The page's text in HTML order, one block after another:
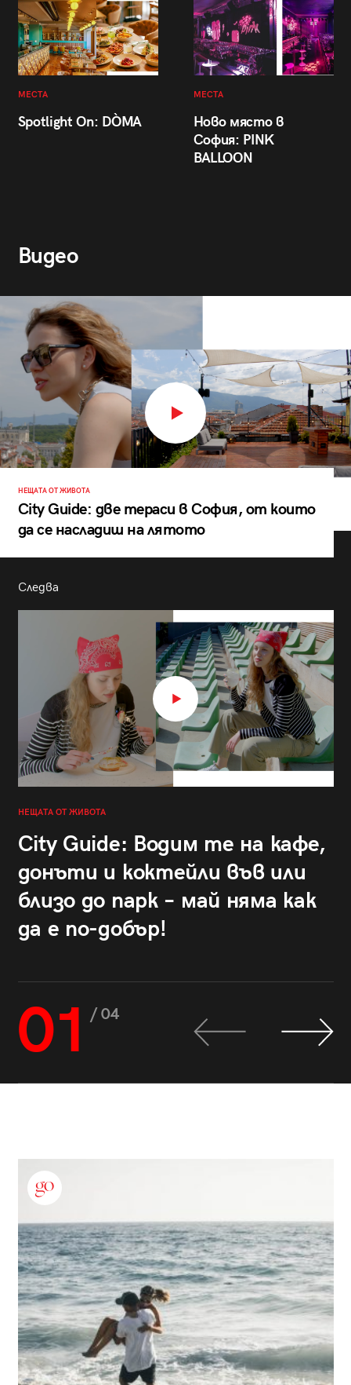
МЕСТА
Spotlight On: DÒMA
МЕСТА
Ново място в
София: PINK
BALLOON
Видео
НЕЩАТА ОТ ЖИВОТА
City Guide: две тераси в София, от които
да се насладиш на лятото
Следва
НЕЩАТА ОТ ЖИВОТА
City Guide: Водим те на кафе,
донъти и коктейли във или
близо до парк – май няма как
да е по-добър!
01 / 04